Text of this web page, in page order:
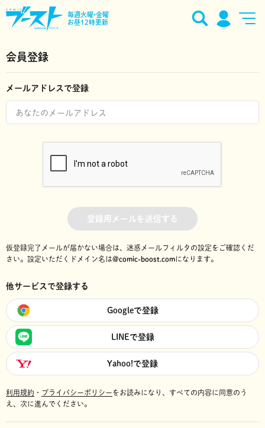
毎週火曜•金曜
お昼12時更新
会員登録
メールアドレスで登録
登録用メールを送信する
仮登録完了メールが届かない場合は、迷惑メールフィルタの設定をご確認くだ
さい。 設定いただくドメイン名は@comic-boost.comになります。
他サービスで登録する
Googleで登録
LINEで登録
Yahoo!で登録
利用規約 ・ プライバシーポリシーをお読みになり、 すべての内容に同意のう
え、次に進んでください。